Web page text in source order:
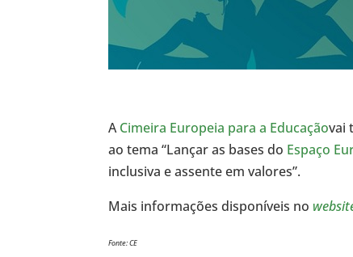
ACimeira Europeia para a Educaçãovai
ao tema “Lançar as bases do Espaço
inclusiva e assente em valores”.
Mais informações disponíveis no
Fonte: CE